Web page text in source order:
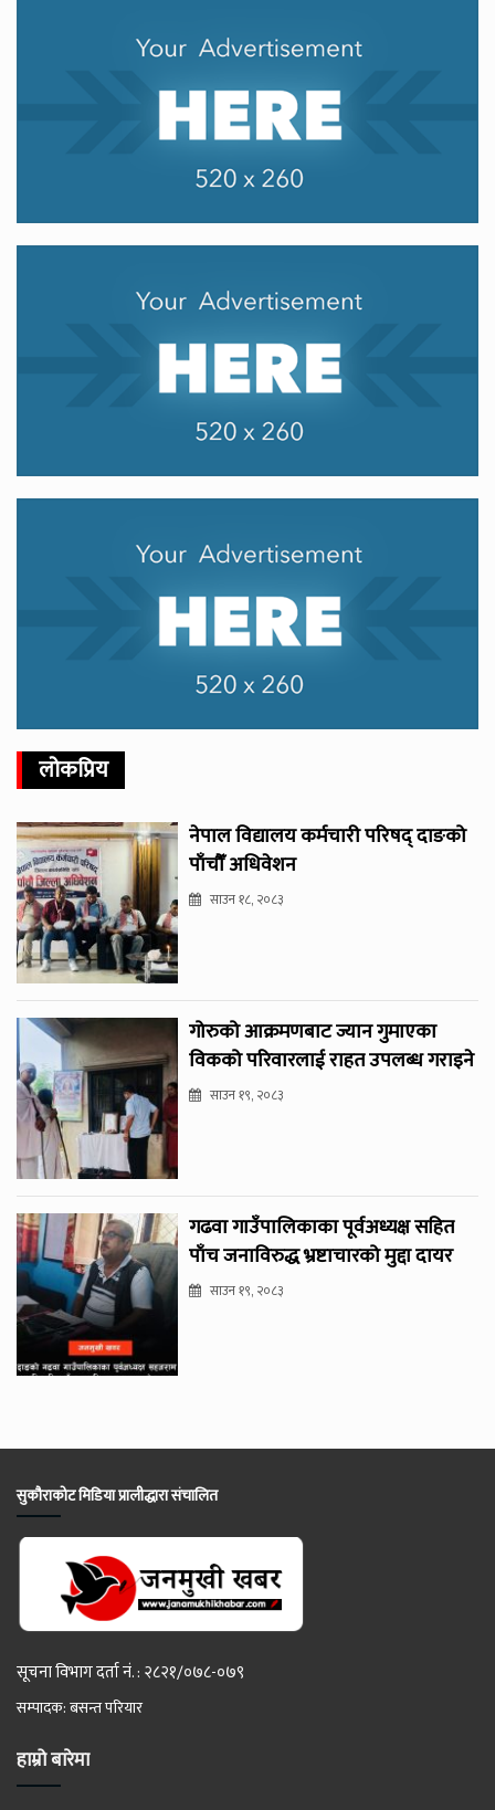
लोकप्रिय
नेपाल विद्यालय कर्मचारी परिषद् दाङको
पाँचौँ अधिवेशन
साउन १८, २०८३
गोरुको आक्रमणबाट ज्यान गुमाएका
विकको परिवारलाई राहत उपलब्ध गराइने
साउन १९, २०८३
गढवा गाउँपालिकाका पूर्वअध्यक्ष सहित
पाँच जनाविरुद्ध भ्रष्टाचारको मुद्दा दायर
साउन १९, २०८३
सुकौराकोट मिडिया प्रालीद्धारा संचालित
सूचना विभाग दर्ता नं. : २८२१/०७८-०७९
सम्पादक: बसन्त परियार
हाम्रो बारेमा